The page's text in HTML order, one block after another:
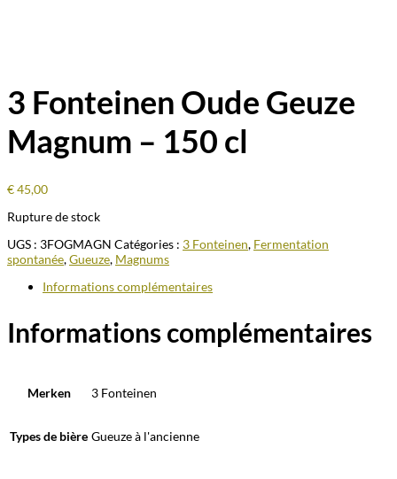
3 Fonteinen Oude Geuze
Magnum – 150 cl
€45,00
Rupture de stock
UGS : 3FOGMAGN Catégories : 3 Fonteinen, Fermentation
spontanée,Gueuze, Magnums
Informations complémentaires
Informations complémentaires
Merken 3 Fonteinen
Types de bière Gueuze à l'ancienne